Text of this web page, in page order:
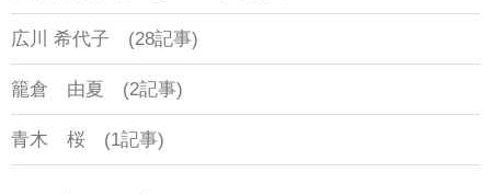
広川 希代子 (28記事)
籠倉 由夏 (2記事)
青木 桜 (1記事)